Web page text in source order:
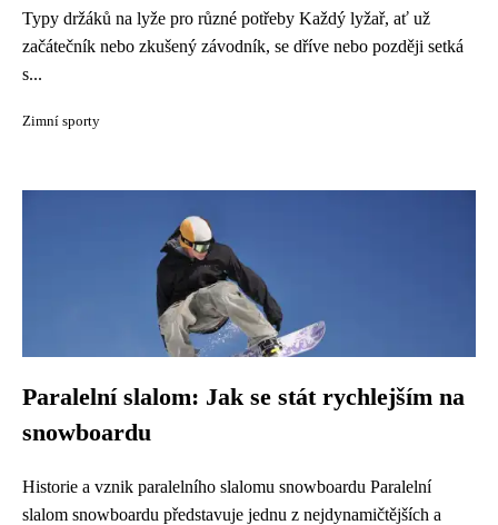
Typy držáků na lyže pro různé potřeby Každý lyžař, ať už
začátečník nebo zkušený závodník, se dříve nebo později setká
s...
Zimní sporty
Paralelní slalom: Jak se stát rychlejším na
snowboardu
Historie a vznik paralelního slalomu snowboardu Paralelní
slalom snowboardu představuje jednu z nejdynamičtějších a